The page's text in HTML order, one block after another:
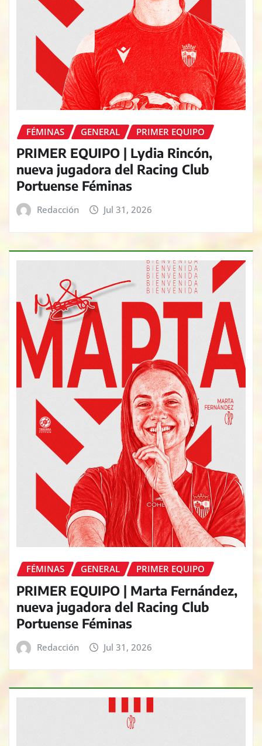
FÉMINAS GENERAL PRIMER EQUIPO
PRIMER EQUIPO | Lydia Rincón,
nueva jugadora del Racing Club
Portuense Féminas
Redacción Jul 31, 2026
FÉMINAS GENERAL PRIMER EQUIPO
PRIMER EQUIPO | Marta Fernández,
nueva jugadora del Racing Club
Portuense Féminas
Redacción Jul 31, 2026